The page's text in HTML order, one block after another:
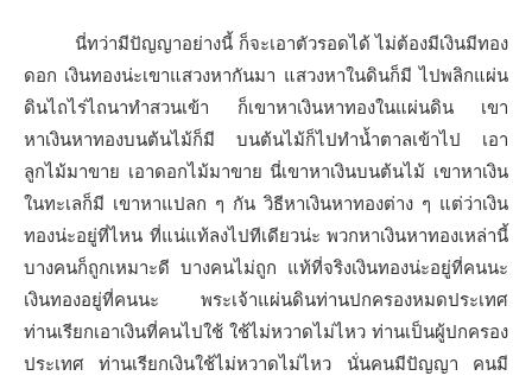
นี่ทว่ามีปัญญาอย่างนี้ ก็จะเอาตัวรอดได้ ไม่ต้องมีเงินมีทอง
ดอก เงินทองน่ะเขาแสวงหากันมา แสวงหาในดินก็มี ไปพลิกแผ่น
ดินไถไร่ไถนาทำสวนเข้า ก็เขาหาเงินหาทองในแผ่นดิน เขา
หาเงินหาทองบนต้นไม้ก็มี บนต้นไม้ก็ไปทำน้ำตาลเข้าไป เอา
ลูกไม้มาขาย เอาดอกไม้มาขาย นี่เขาหาเงินบนต้นไม้ เขาหาเงิน
ในทะเลก็มี เขาหาแปลก ๆ กัน วิธีหาเงินหาทองต่าง ๆ แต่ว่าเงิน
ทองน่ะอยู่ที่ไหน ที่แน่แท้ลงไปทีเดียวน่ะ พวกหาเงินหาทองเหล่านี้
บางคนก็ถูกเหมาะดี บางคนไม่ถูก แท้ที่จริงเงินทองน่ะอยู่ที่คนนะ
เงินทองอยู่ที่คนนะ พระเจ้าแผ่นดินท่านปกครองหมดประเทศ
ท่านเรียกเอาเงินที่คนไปใช้ ใช้ไม่หวาดไม่ไหว ท่านเป็นผู้ปกครอง
ประเทศ ท่านเรียกเงินใช้ไม่หวาดไม่ไหว นั่นคนมีปัญญา คนมี